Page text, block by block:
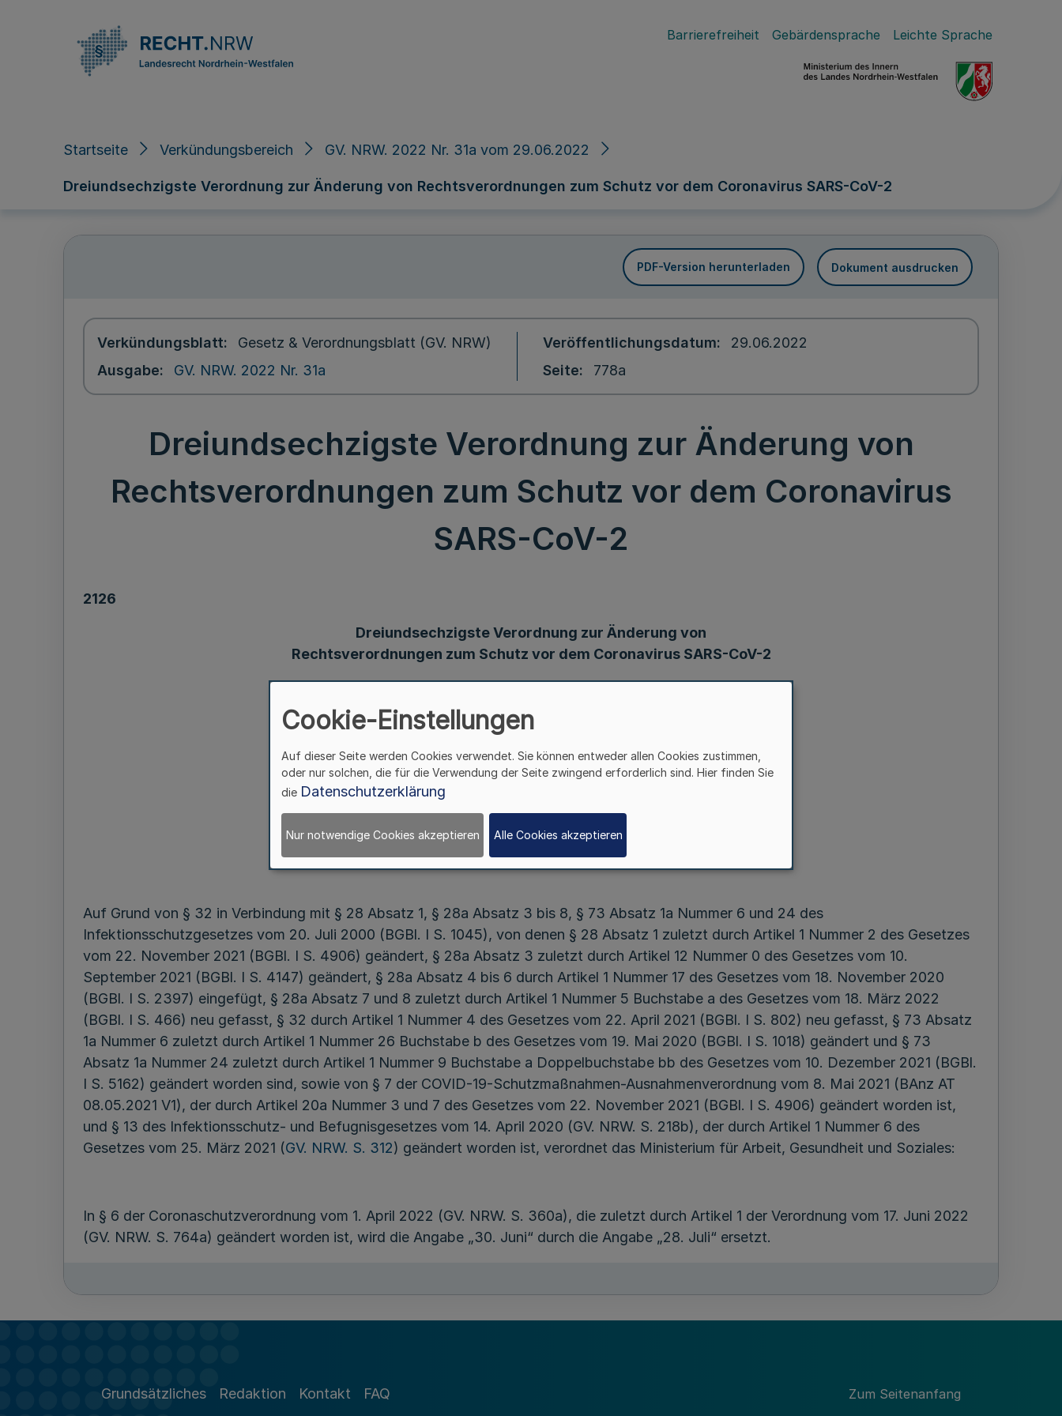
Barrierefreiheit Gebärdensprache Leichte Sprache
Startseite Verkündungsbereich GV. NRW. 2022 Nr. 31a vom 29.06.2022
Dreiundsechzigste Verordnung zur Änderung von Rechtsverordnungen zum Schutz vor dem Coronavirus SARS-CoV-2
PDF-Version herunterladen Dokument ausdrucken
Verkündungsblatt
Gesetz & Verordnungsblatt (GV. NRW)
Ausgabe
GV. NRW. 2022 Nr. 31a
Veröffentlichungsdatum
29.06.2022
Seite
778a
Dreiundsechzigste Verordnung zur Änderung von
Rechtsverordnungen zum Schutz vor dem Coronavirus
SARS-CoV-2
2126
Dreiundsechzigste Verordnung zur Änderung von
Rechtsverordnungen zum Schutz vor dem Coronavirus SARS-CoV-2
Vom 29. Juni 2022
Änderung der Coronaschutzverordnung
Auf Grund von § 32 in Verbindung mit § 28 Absatz 1, § 28a Absatz 3 bis 8, § 73 Absatz 1a Nummer 6 und 24 des
Infektionsschutzgesetzes vom 20. Juli 2000 (BGBl. I S. 1045), von denen § 28 Absatz 1 zuletzt durch Artikel 1 Nummer 2 des Gesetzes
vom 22. November 2021 (BGBl. I S. 4906) geändert, § 28a Absatz 3 zuletzt durch Artikel 12 Nummer 0 des Gesetzes vom 10.
September 2021 (BGBl. I S. 4147) geändert, § 28a Absatz 4 bis 6 durch Artikel 1 Nummer 17 des Gesetzes vom 18. November 2020
(BGBl. I S. 2397) eingefügt, § 28a Absatz 7 und 8 zuletzt durch Artikel 1 Nummer 5 Buchstabe a des Gesetzes vom 18. März 2022
(BGBl. I S. 466) neu gefasst, § 32 durch Artikel 1 Nummer 4 des Gesetzes vom 22. April 2021 (BGBl. I S. 802) neu gefasst, § 73 Absatz
1a Nummer 6 zuletzt durch Artikel 1 Nummer 26 Buchstabe b des Gesetzes vom 19. Mai 2020 (BGBl. I S. 1018) geändert und § 73
Absatz 1a Nummer 24 zuletzt durch Artikel 1 Nummer 9 Buchstabe a Doppelbuchstabe bb des Gesetzes vom 10. Dezember 2021 (BGBl.
I S. 5162) geändert worden sind, sowie von § 7 der COVID-19-Schutzmaßnahmen-Ausnahmenverordnung vom 8. Mai 2021 (BAnz AT
08.05.2021 V1), der durch Artikel 20a Nummer 3 und 7 des Gesetzes vom 22. November 2021 (BGBl. I S. 4906) geändert worden ist,
und § 13 des Infektionsschutz- und Befugnisgesetzes vom 14. April 2020 (GV. NRW. S. 218b), der durch Artikel 1 Nummer 6 des
Gesetzes vom 25. März 2021 (GV. NRW. S. 312) geändert worden ist, verordnet das Ministerium für Arbeit, Gesundheit und Soziales:
In § 6 der Coronaschutzverordnung vom 1. April 2022 (GV. NRW. S. 360a), die zuletzt durch Artikel 1 der Verordnung vom 17. Juni 2022
(GV. NRW. S. 764a) geändert worden ist, wird die Angabe „30. Juni“ durch die Angabe „28. Juli“ ersetzt.
Grundsätzliches
Redaktion Kontakt FAQ Zum Seitenanfang
Cookie-Einstellungen
Auf dieser Seite werden Cookies verwendet. Sie können entweder allen Cookies zustimmen,
oder nur solchen, die für die Verwendung der Seite zwingend erforderlich sind. Hier finden Sie
die Datenschutzerklärung
Nur notwendige Cookies akzeptieren Alle Cookies akzeptieren